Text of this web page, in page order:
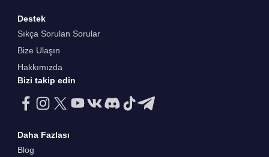
Destek
Sıkça Sorulan Sorular
Bize Ulaşın
Hakkımızda
Bizi takip edin
Daha Fazlası
Blog